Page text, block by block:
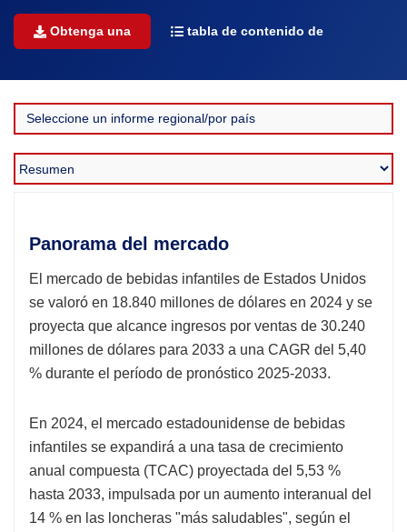
Obtenga una tabla de contenido de
Panorama del mercado
El mercado de bebidas infantiles de Estados Unidos
se valoró en 18.840 millones de dólares en 2024 y se
proyecta que alcance ingresos por ventas de 30.240
millones de dólares para 2033 a una CAGR del 5,40
% durante el período de pronóstico 2025-2033.
En 2024, el mercado estadounidense de bebidas
infantiles se expandirá a una tasa de crecimiento
anual compuesta (TCAC) proyectada del 5,53 %
hasta 2033, impulsada por un aumento interanual del
14 % en las loncheras "más saludables", según el